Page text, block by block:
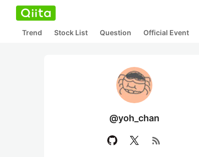
Trend Stock List Question Official Event
@yoh_chan
rss_feed